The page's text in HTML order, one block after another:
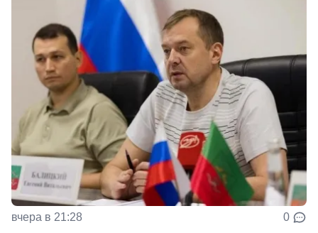
вчера в 21:28 0